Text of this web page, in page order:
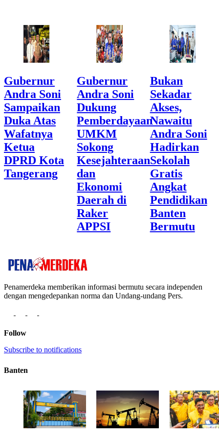
Gubernur
Andra Soni
Sampaikan
Duka Atas
Wafatnya
Ketua
DPRD Kota
Tangerang
Gubernur
Andra Soni
Dukung
Pemberdayaan
UMKM
Sokong
Kesejahteraan
dan
Ekonomi
Daerah di
Raker
APPSI
Bukan
Sekadar
Akses,
Nawaitu
Andra Soni
Hadirkan
Sekolah
Gratis
Angkat
Pendidikan
Banten
Bermutu
Penamerdeka memberikan informasi bermutu secara independen
dengan mengedepankan norma dan Undang-undang Pers.
Follow
Subscribe to notifications
Banten